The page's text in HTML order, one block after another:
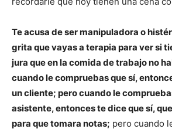
Te acusa de ser manipuladora o
grita que vayas a terapia para ver si
jura que en la comida de trabajo no
cuando le compruebas que sí,
un cliente; pero cuando le
asistente, entonces te dice que sí,
para que tomara notas; pero cuando